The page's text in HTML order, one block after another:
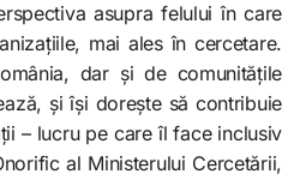
asupra felului în care
mai ales în cercetare.
dar și de comunitățile
și își dorește să contribuie
– lucru pe care îl face inclusiv
al Ministerului Cercetării,